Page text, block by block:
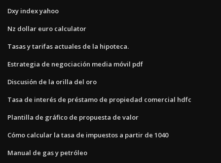
Dxy index yahoo
Nz dollar euro calculator
Tasas y tarifas actuales de la hipoteca.
Estrategia de negociación media móvil pdf
Discusión de la orilla del oro
Tasa de interés de préstamo de propiedad comercial hdfc
Plantilla de gráfico de propuesta de valor
Cómo calcular la tasa de impuestos a partir de 1040
Manual de gas y petróleo